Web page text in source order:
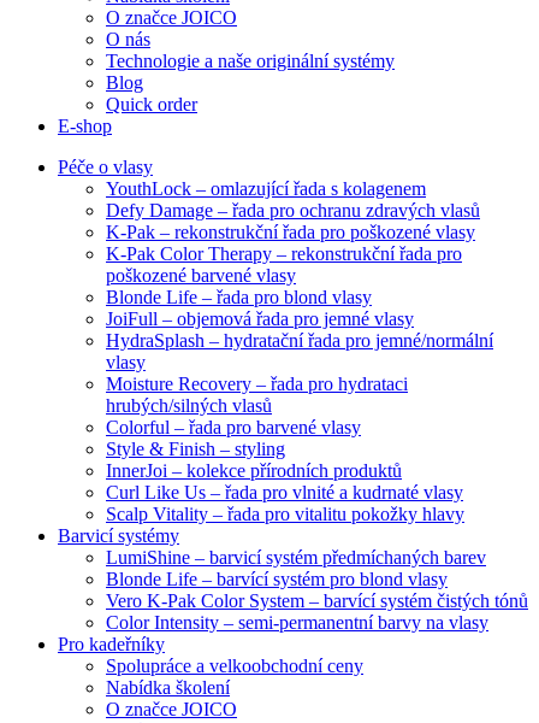
O značce JOICO
O nás
Technologie a naše originální systémy
Blog
Quick order
E-shop
Péče o vlasy
YouthLock – omlazující řada s kolagenem
Defy Damage – řada pro ochranu zdravých vlasů
K-Pak – rekonstrukční řada pro poškozené vlasy
K-Pak Color Therapy – rekonstrukční řada pro
poškozené barvené vlasy
Blonde Life – řada pro blond vlasy
JoiFull – objemová řada pro jemné vlasy
HydraSplash – hydratační řada pro jemné/normální
vlasy
Moisture Recovery – řada pro hydrataci
hrubých/silných vlasů
Colorful – řada pro barvené vlasy
Style & Finish – styling
InnerJoi – kolekce přírodních produktů
Curl Like Us – řada pro vlnité a kudrnaté vlasy
Scalp Vitality – řada pro vitalitu pokožky hlavy
Barvicí systémy
LumiShine – barvicí systém předmíchaných barev
Blonde Life – barvící systém pro blond vlasy
Vero K-Pak Color System – barvící systém čistých tónů
Color Intensity – semi-permanentní barvy na vlasy
Pro kadeřníky
Spolupráce a velkoobchodní ceny
Nabídka školení
O značce JOICO